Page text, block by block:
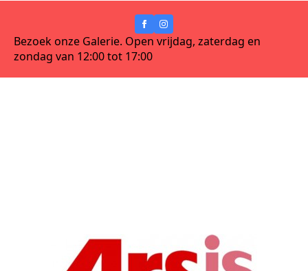
Bezoek onze Galerie. Open vrijdag, zaterdag en
zondag van 12:00 tot 17:00